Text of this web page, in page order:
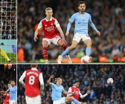
الكرة الإفريقية
منتخب مصر
سعودي في الجول
الدوري الإنجليزي
الدوري الإسباني
دوري أبطال أوروبا